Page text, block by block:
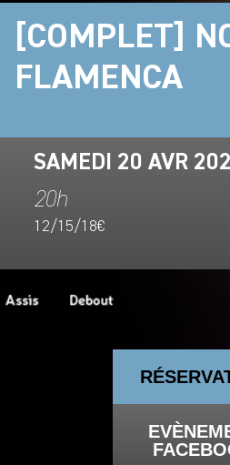
[COMPLET]
FLAMENCA
SAMEDI 20 AVR
20h
12/15/18€